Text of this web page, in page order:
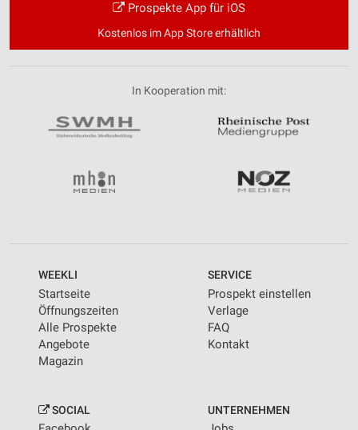
Prospekte App für iOS
Kostenlos im App Store erhältlich
In Kooperation mit:
WEEKLI
Startseite
Öffnungszeiten
Alle Prospekte
Angebote
Magazin
SERVICE
Prospekt einstellen
Verlage
FAQ
Kontakt
SOCIAL UNTERNEHMEN